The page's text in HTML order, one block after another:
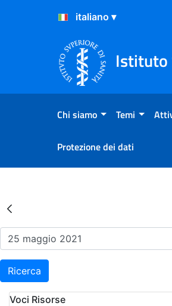
Salta al Contenuto
Salta al Footer
Istituto
Chi siamo Temi
Protezione dei dati
Risultati della
Ricerca
Voci Risorse